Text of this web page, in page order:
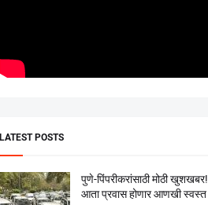
LATEST POSTS
पुणे-पिंपरीकरांसाठी मोठी खुशखबर!
आता प्रवास होणार आणखी स्वस्त